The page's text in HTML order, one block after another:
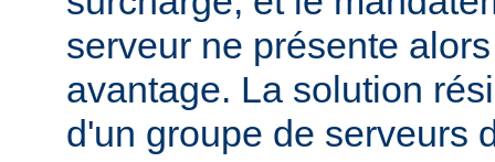
serveur ne présente
avantage. La solution
d'un groupe de serveurs